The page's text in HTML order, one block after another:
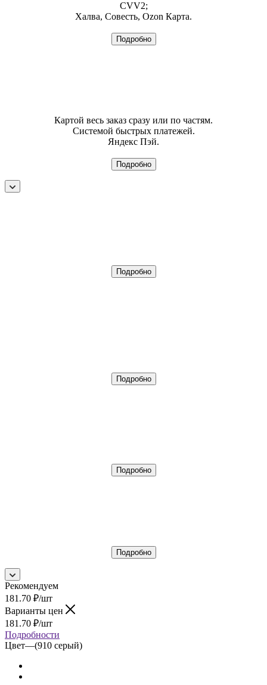
CVV2;
Халва, Совесть, Ozon Карта.
Подробно
Картой весь заказ сразу или по частям.
Системой быстрых платежей.
Яндекс Пэй.
Подробно
Подробно
Подробно
Подробно
Подробно
Рекомендуем
181.70 ₽/шт
Варианты цен
181.70 ₽/шт
Подробности
Цвет—(910 серый)